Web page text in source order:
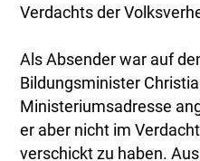
Verdachts der
Als Absender war auf
Bildungsminister
Ministeriumsadresse
er aber nicht im
verschickt zu haben.